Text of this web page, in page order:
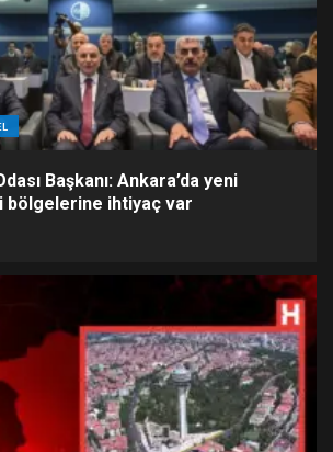
Başkanı: Ankara’da yeni
bölgelerine ihtiyaç var